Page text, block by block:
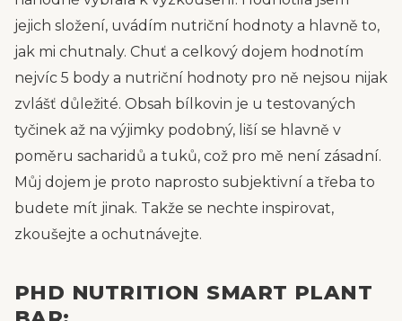
jejich složení, uvádím nutriční hodnoty a hlavně to,
jak mi chutnaly. Chuť a celkový dojem hodnotím
nejvíc 5 body a nutriční hodnoty pro ně nejsou nijak
zvlášť důležité. Obsah bílkovin je u testovaných
tyčinek až na výjimky podobný, liší se hlavně v
poměru sacharidů a tuků, což pro mě není zásadní.
Můj dojem je proto naprosto subjektivní a třeba to
budete mít jinak. Takže se nechte inspirovat,
zkoušejte a ochutnávejte.
PHD NUTRITION SMART PLANT